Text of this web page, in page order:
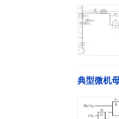
典型微机